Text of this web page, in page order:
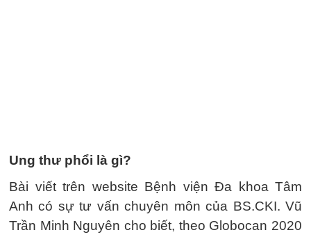
Ung thư phổi là gì?
Bài viết trên website Bệnh viện Đa khoa Tâm
Anh có sự tư vấn chuyên môn của BS.CKI. Vũ
Trần Minh Nguyên cho biết, theo Globocan 2020